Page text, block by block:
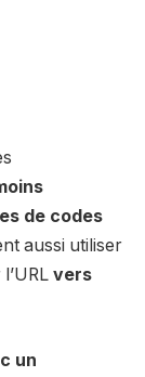
de codes
aussi utiliser
vers
un